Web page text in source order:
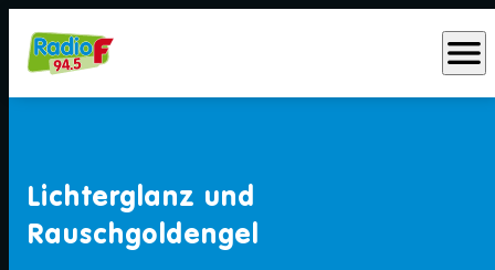
menu
Lichterglanz und
Rauschgoldengel